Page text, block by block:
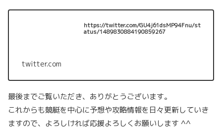
https://twitter.com/GU4j61dsMP94Fnu/st
atus/1489830884190859267
twitter.com
最後までご覧いただき、ありがとうございます。
これからも競艇を中心に予想や攻略情報を日々更新していき
ますので、よろしければ応援よろしくお願いします ^^